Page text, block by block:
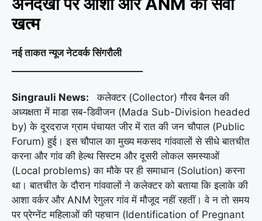
खत्म
नई ताकत न्यूज नेटवर्क सिंगरौली
Singrauli News:
कलेक्टर (Collector) गौरव बैनल की
अध्यक्षता में माडा सब-डिवीजन (Mada Sub-Division headed
by) के दूरदराज ग्राम पंचायत जीर में रात की जन चौपाल (Public
Forum) हुई। इस चौपाल का मुख्य मकसद गांववालों से सीधे बातचीत
करना और गांव की हेल्थ सिस्टम और दूसरी लोकल समस्याओं
(Local problems) का मौके पर ही समाधान (Solution) करना
था। बातचीत के दौरान गांववालों ने कलेक्टर को बताया कि इलाके की
आशा वर्कर और ANM रेगुलर गांव में मौजूद नहीं रहतीं। वे न तो समय
पर प्रेग्नेंट महिलाओं की पहचान (Identification of Pregnant